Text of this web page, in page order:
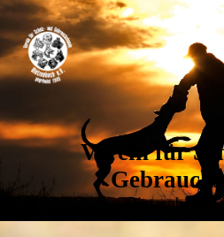
Verein für
Dietzenbach